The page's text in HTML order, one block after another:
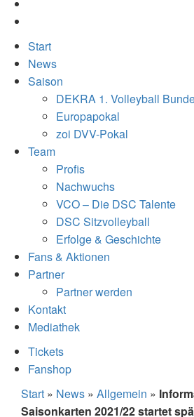
Start
News
Saison
DEKRA 1. Volleyball
Europapokal
zoi DVV-Pokal
Team
Profis
Nachwuchs
VCO – Die DSC Talente
DSC Sitzvolleyball
Erfolge & Geschichte
Fans & Aktionen
Partner
Partner werden
Kontakt
Mediathek
Tickets
Fanshop
Start » News » Allgemein »
Saisonkarten 2021/22 startet